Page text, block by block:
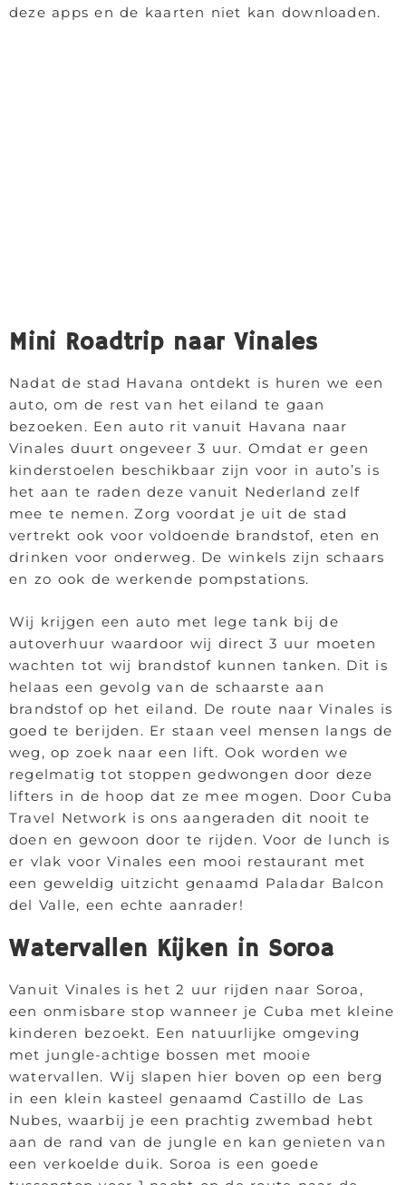
deze apps en de kaarten niet kan downloaden.
Mini Roadtrip naar Vinales
Nadat de stad Havana ontdekt is huren we een
auto, om de rest van het eiland te gaan
bezoeken. Een auto rit vanuit Havana naar
Vinales duurt ongeveer 3 uur. Omdat er geen
kinderstoelen beschikbaar zijn voor in auto’s is
het aan te raden deze vanuit Nederland zelf
mee te nemen. Zorg voordat je uit de stad
vertrekt ook voor voldoende brandstof, eten en
drinken voor onderweg. De winkels zijn schaars
en zo ook de werkende pompstations.
Wij krijgen een auto met lege tank bij de
autoverhuur waardoor wij direct 3 uur moeten
wachten tot wij brandstof kunnen tanken. Dit is
helaas een gevolg van de schaarste aan
brandstof op het eiland. De route naar Vinales is
goed te berijden. Er staan veel mensen langs de
weg, op zoek naar een lift. Ook worden we
regelmatig tot stoppen gedwongen door deze
lifters in de hoop dat ze mee mogen. Door Cuba
Travel Network is ons aangeraden dit nooit te
doen en gewoon door te rijden. Voor de lunch is
er vlak voor Vinales een mooi restaurant met
een geweldig uitzicht genaamd Paladar Balcon
del Valle, een echte aanrader!
Watervallen Kijken in Soroa
Vanuit Vinales is het 2 uur rijden naar Soroa,
een onmisbare stop wanneer je Cuba met kleine
kinderen bezoekt. Een natuurlijke omgeving
met jungle-achtige bossen met mooie
watervallen. Wij slapen hier boven op een berg
in een klein kasteel genaamd Castillo de Las
Nubes, waarbij je een prachtig zwembad hebt
aan de rand van de jungle en kan genieten van
een verkoelde duik. Soroa is een goede